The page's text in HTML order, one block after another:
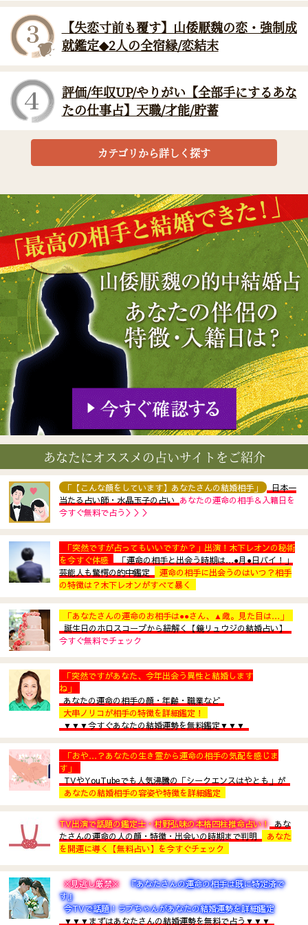
【失恋寸前も覆す】山倭厭魏の恋・強制成
就鑑定◆2人の全宿縁/恋結末
評価/年収UP/やりがい【全部手にするあな
たの仕事占】天職/才能/貯蓄
カテゴリから詳しく探す
あなたにオススメの占いサイトをご紹介
「【こんな顔をしています】あなたさんの結婚相手」
日本一
当たる占い師・水晶玉子の占い あなたの運命の相手＆入籍日を
今すぐ無料で占う＞＞＞
「突然ですが占ってもいいですか？」出演！木下レオンの秘術
を今すぐ体感
「運命の相手と出会う時期は…●月●日バイ！」
芸能人も驚愕の的中鑑定
運命の相手に出会うのはいつ？相手
の特徴は？木下レオンがすべて暴く
「あなたさんの運命のお相手は●●さん、▲歳。見た目は…」
誕生日のホロスコープから紐解く【鏡リュウジの結婚占い】
今すぐ無料でチェック
「突然ですがあなた、今年出会う異性と結婚します
ね」
あなたの運命の相手の顔・年齢・職業など
大串ノリコが相手の特徴を詳細鑑定！
▼▼▼今すぐあなたの結婚運勢を無料鑑定▼▼▼
「おや…？あなたの生き霊から運命の相手の気配を感じま
す」
TVやYouTubeでも人気沸騰の「シークエンスはやとも」が
あなたの結婚相手の容姿や特徴を詳細鑑定
TV出演で話題の鑑定士・村野弘味の本格四柱推命占い！ あな
たさんの運命の人の顔・特徴・出会いの時期まで判明
あなた
を開運に導く【無料占い】を今すぐチェック
※見逃し厳禁※
『あなたさんの運命の相手は既に特定済で
す』
今TVで話題！ラブちゃんがあなたの結婚運勢を詳細鑑定
▼▼▼まずはあなたさんの結婚運勢を無料で占う▼▼▼